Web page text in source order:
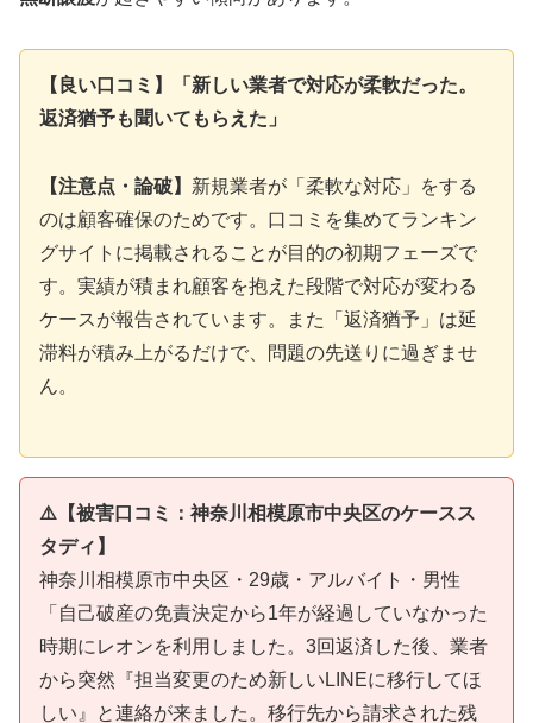
【良い口コミ】「新しい業者で対応が柔軟だった。
返済猶予も聞いてもらえた」
【注意点・論破】 新規業者が「柔軟な対応」をする
のは顧客確保のためです。口コミを集めてランキン
グサイトに掲載されることが目的の初期フェーズで
す。実績が積まれ顧客を抱えた段階で対応が変わる
ケースが報告されています。また「返済猶予」は延
滞料が積み上がるだけで、問題の先送りに過ぎませ
ん。
⚠️【被害口コミ：神奈川相模原市中央区のケースス
タディ】
神奈川相模原市中央区・29歳・アルバイト・男性
「自己破産の免責決定から1年が経過していなかった
時期にレオンを利用しました。3回返済した後、業者
から突然『担当変更のため新しいLINEに移行してほ
しい』と連絡が来ました。移行先から請求された残